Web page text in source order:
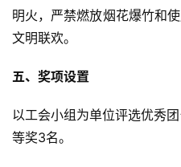
明火，严禁燃放烟花爆竹和
文明联欢。
五、奖项设置
以工会小组为单位评选优秀
等奖3名。